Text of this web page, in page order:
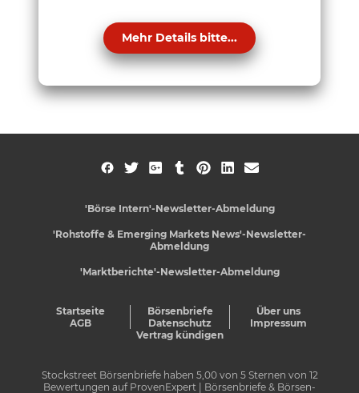
Mehr Details bitte...
'Börse Intern'-Newsletter-Abmeldung
'Rohstoffe & Emerging Markets News'-Newsletter-
Abmeldung
'Marktberichte'-Newsletter-Abmeldung
Startseite Börsenbriefe
Über uns
AGB
Datenschutz
Impressum
Vertrag kündigen
Stockstreet Börsenbriefe haben 5,00von 5Sternen von 12
Bewertungen auf ProvenExpert | Börsenbriefe & Börsen-